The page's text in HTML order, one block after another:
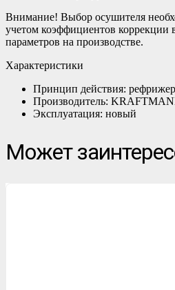
Внимание! Выбор осушителя
учетом коэффициентов коррекции
параметров на производстве.
Характеристики
Принцип действия:
Производитель:
Эксплуатация: новый
Может